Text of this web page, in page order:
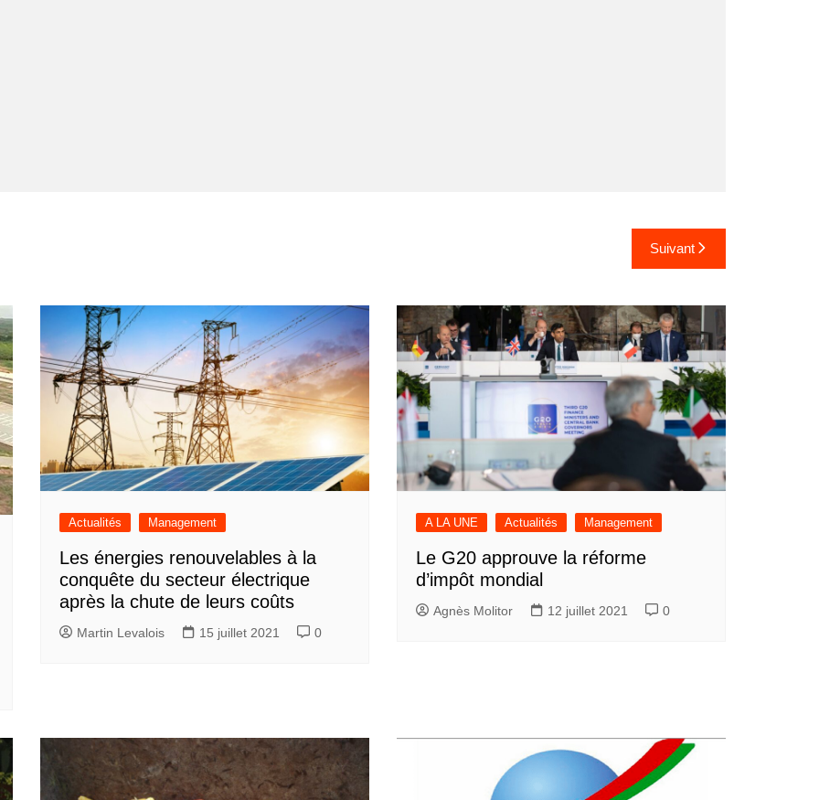
Suivant
Actualités Management
Les énergies renouvelables à la
conquête du secteur électrique
après la chute de leurs coûts
Martin Levalois 15 juillet 2021 0
A LA UNE Actualités Management
Le G20 approuve la réforme
d’impôt mondial
Agnès Molitor 12 juillet 2021 0